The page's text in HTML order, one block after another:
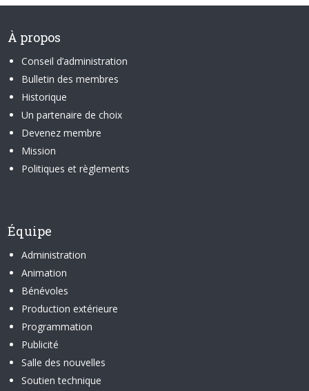
À propos
Conseil d’administration
Bulletin des membres
Historique
Un partenaire de choix
Devenez membre
Mission
Politiques et règlements
Équipe
Administration
Animation
Bénévoles
Production extérieure
Programmation
Publicité
Salle des nouvelles
Soutien technique